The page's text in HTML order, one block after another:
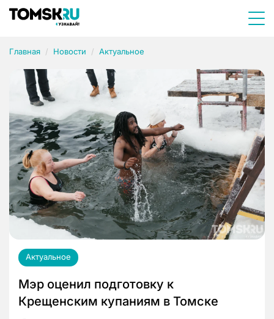
Главная Новости Актуальное
Актуальное
Мэр оценил подготовку к
Крещенским купаниям в Томске